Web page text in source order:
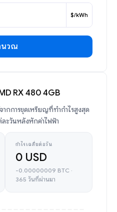
$/kWh
นวณ
RX 480 4GB
ากการขุดเหรียญที่ทำกำไรสูงสุด
ะวันหลังหักค่าไฟฟ้า
กำไรเฉลี่ยต่อวัน
0 USD
-0.00000009 BTC ·
365 วันที่ผ่านมา